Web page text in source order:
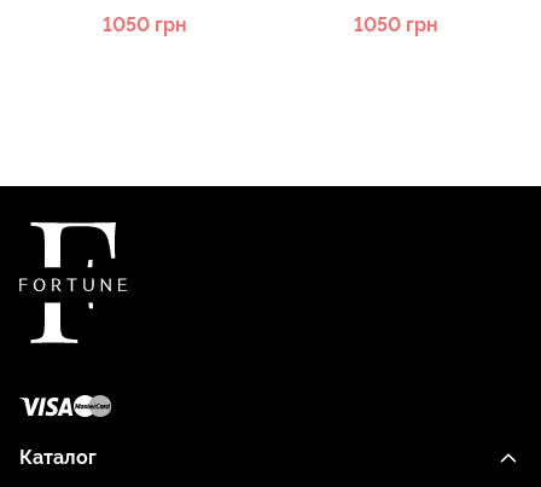
1050 грн 1050 грн
Каталог